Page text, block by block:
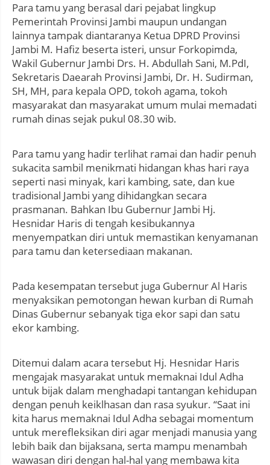
Para tamu yang berasal dari pejabat lingkup
Pemerintah Provinsi Jambi maupun undangan
lainnya tampak diantaranya Ketua DPRD Provinsi
Jambi M. Hafiz beserta isteri, unsur Forkopimda,
Wakil Gubernur Jambi Drs. H. Abdullah Sani, M.PdI,
Sekretaris Daearah Provinsi Jambi, Dr. H. Sudirman,
SH, MH, para kepala OPD, tokoh agama, tokoh
masyarakat dan masyarakat umum mulai memadati
rumah dinas sejak pukul 08.30 wib.
Para tamu yang hadir terlihat ramai dan hadir penuh
sukacita sambil menikmati hidangan khas hari raya
seperti nasi minyak, kari kambing, sate, dan kue
tradisional Jambi yang dihidangkan secara
prasmanan. Bahkan Ibu Gubernur Jambi Hj.
Hesnidar Haris di tengah kesibukannya
menyempatkan diri untuk memastikan kenyamanan
para tamu dan ketersediaan makanan.
Pada kesempatan tersebut juga Gubernur Al Haris
menyaksikan pemotongan hewan kurban di Rumah
Dinas Gubernur sebanyak tiga ekor sapi dan satu
ekor kambing.
Ditemui dalam acara tersebut Hj. Hesnidar Haris
mengajak masyarakat untuk memaknai Idul Adha
untuk bijak dalam menghadapi tantangan kehidupan
dengan penuh keiklhasan dan rasa syukur. “Saat ini
kita harus memaknai Idul Adha sebagai momentum
untuk merefleksikan diri agar menjadi manusia yang
lebih baik dan bijaksana, serta mampu menambah
wawasan diri dengan hal-hal yang membawa kita